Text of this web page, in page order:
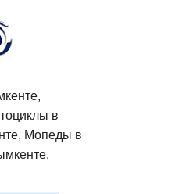
в
Мопеды в